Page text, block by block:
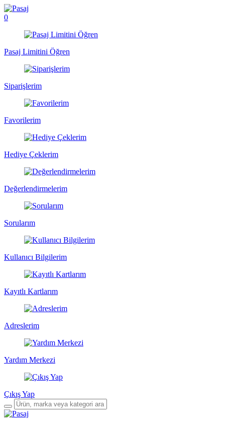
0
Pasaj Limitini Öğren
Siparişlerim
Favorilerim
Hediye Çeklerim
Değerlendirmelerim
Sorularım
Kullanıcı Bilgilerim
Kayıtlı Kartlarım
Adreslerim
Yardım Merkezi
Çıkış Yap